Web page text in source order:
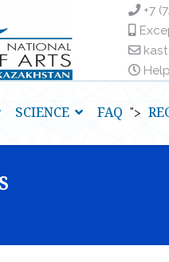
+7
SCIENCE FAQ ">